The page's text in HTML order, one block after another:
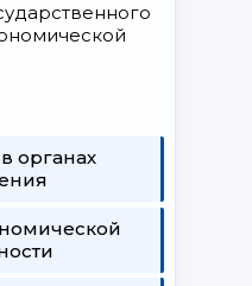
органах